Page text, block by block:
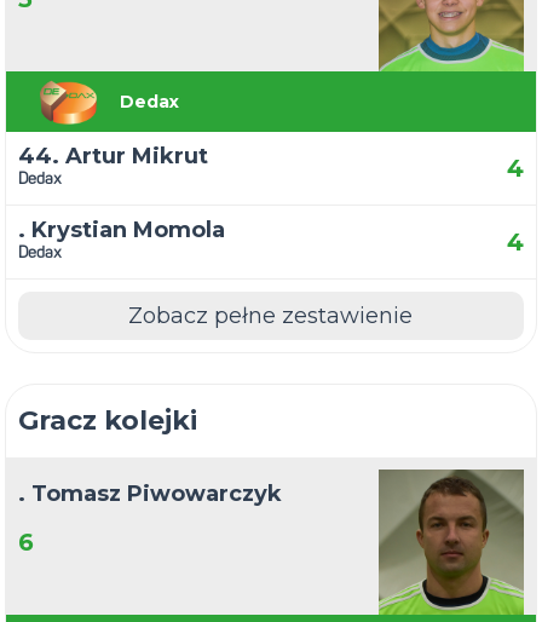
Dedax
44. Artur Mikrut
Dedax 4
. Krystian Momola
Dedax 4
Zobacz pełne zestawienie
Gracz kolejki
. Tomasz Piwowarczyk
6